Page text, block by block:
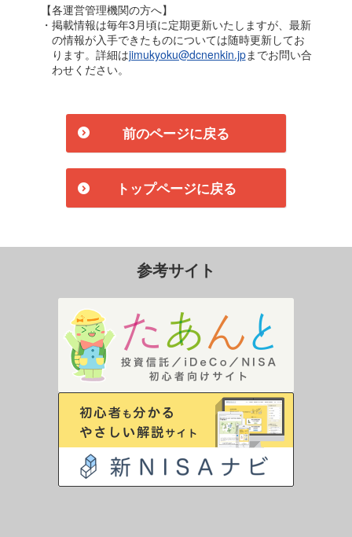
【各運営管理機関の方へ】
・掲載情報は毎年3月頃に定期更新いたしますが、最新
の情報が入手できたものについては随時更新してお
ります。詳細はjimukyoku@dcnenkin.jpまでお問い合
わせください。
前のページに戻る
トップページに戻る
参考サイト